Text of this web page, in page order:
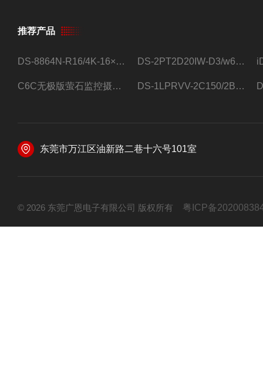
推荐产品
DS-8864N-R16/4K-16×4T/希捷16盘位录像机 DS-2PT2D20IW-D3/w64路高清硬盘录像机
C6C无极版萤石监控摄像头 DS-1LPRVV-2C150/2B监控室外夜视高清电源线护套线200米/卷
东莞市万江区油新路二巷十六号101室
© 2026 东莞广恩电子有限公司 版权所有 粤ICP备